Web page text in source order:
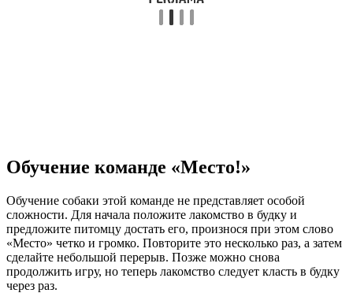
Обучение команде «Место!»
Обучение собаки этой команде не представляет особой
сложности. Для начала положите лакомство в будку и
предложите питомцу достать его, произнося при этом слово
«Место» четко и громко. Повторите это несколько раз, а затем
сделайте небольшой перерыв. Позже можно снова
продолжить игру, но теперь лакомство следует класть в будку
через раз.